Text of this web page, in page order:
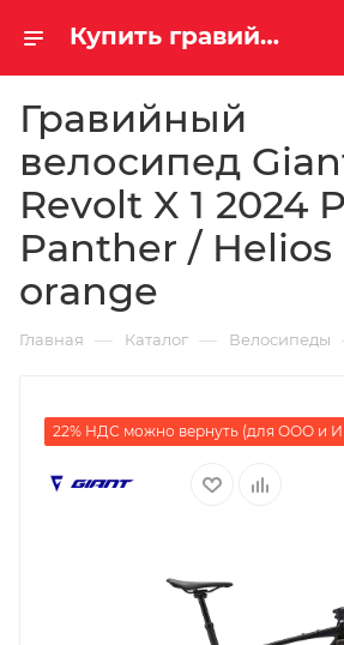
Купить гравийный велосипед Giant Revolt X 1 2024 PO Panther / Helios orange на за 253500.00000000 руб. в Саратове и Энгельсе в рассрочку или кредит выгодно
Гравийный
велосипед
Revolt X 1 2024
Panther / Helios
orange
Главная — Каталог — Велосипеды
22% НДС можно вернуть (для ООО и